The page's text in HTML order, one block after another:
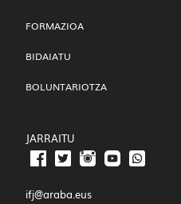
FORMAZIOA
BIDAIATU
BOLUNTARIOTZA
JARRAITU
ifj@araba.eus